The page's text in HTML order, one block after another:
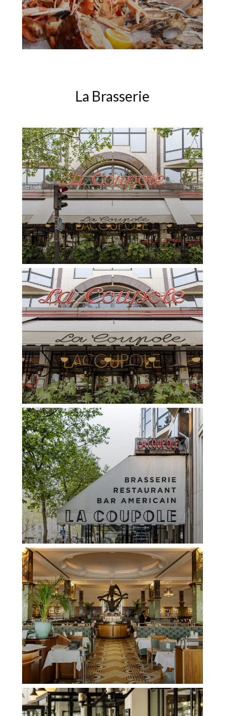
La Brasserie